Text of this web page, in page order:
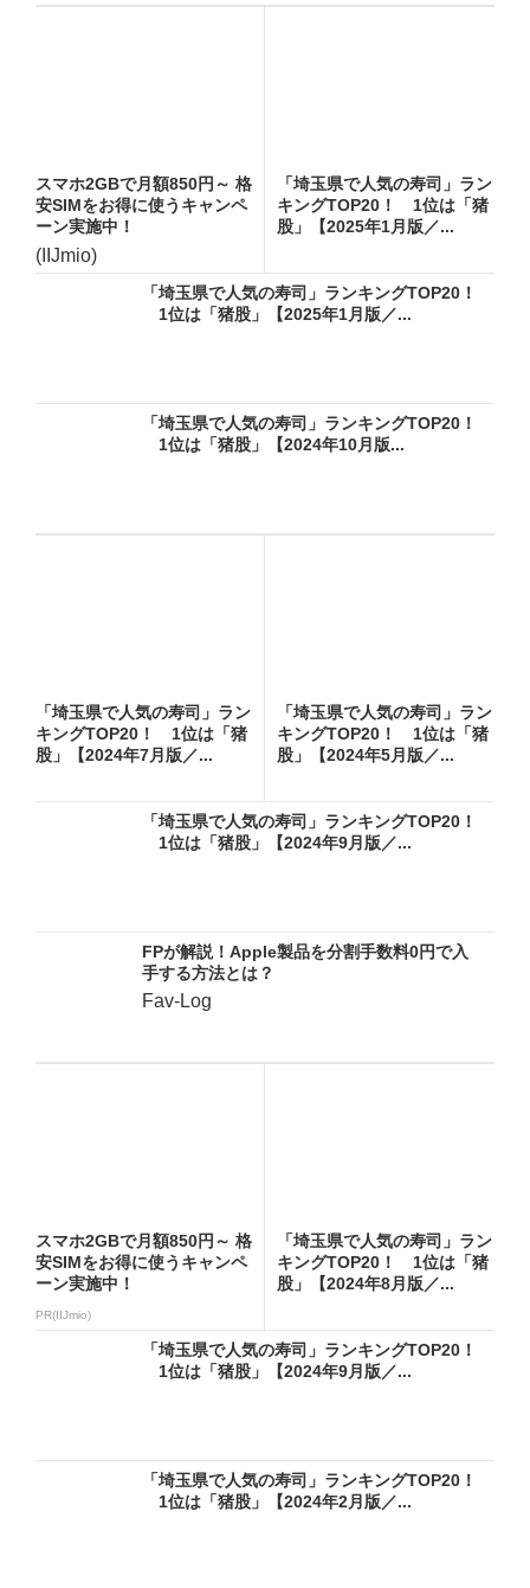
スマホ2GBで月額850円～ 格
安SIMをお得に使うキャンペ
ーン実施中！
(IIJmio)
「埼玉県で人気の寿司」ラン
キングTOP20！ 1位は「猪
股」【2025年1月版／...
「埼玉県で人気の寿司」ランキングTOP20！
1位は「猪股」【2025年1月版／...
「埼玉県で人気の寿司」ランキングTOP20！
1位は「猪股」【2024年10月版...
「埼玉県で人気の寿司」ラン
キングTOP20！ 1位は「猪
股」【2024年7月版／...
「埼玉県で人気の寿司」ラン
キングTOP20！ 1位は「猪
股」【2024年5月版／...
「埼玉県で人気の寿司」ランキングTOP20！
1位は「猪股」【2024年9月版／...
FPが解説！Apple製品を分割手数料0円で入
手する方法とは？
Fav-Log
スマホ2GBで月額850円～ 格
安SIMをお得に使うキャンペ
ーン実施中！
PR(IIJmio)
「埼玉県で人気の寿司」ラン
キングTOP20！ 1位は「猪
股」【2024年8月版／...
「埼玉県で人気の寿司」ランキングTOP20！
1位は「猪股」【2024年9月版／...
「埼玉県で人気の寿司」ランキングTOP20！
1位は「猪股」【2024年2月版／...